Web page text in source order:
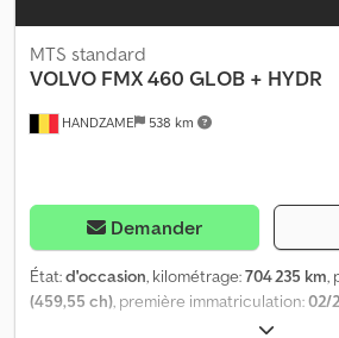
HANDZAME 538 km
MTS standard
VOLVO FMX 460 GLOB + HYDR
Demander
État:d'occasion, kilométrage:704 235 km,
(459,55 ch) , première immatriculation:02/
, dimension des pneus: